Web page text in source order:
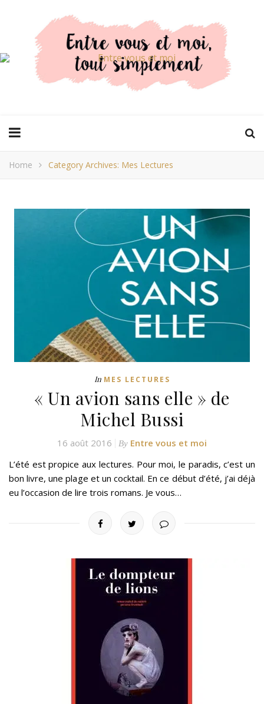
Home Category Archives: Mes Lectures
In MES LECTURES
« Un avion sans elle » de
Michel Bussi
16 août 2016 By Entre vous et moi
L’été est propice aux lectures. Pour moi, le paradis, c’est un
bon livre, une plage et un cocktail. En ce début d’été, j’ai déjà
eu l’occasion de lire trois romans. Je vous…